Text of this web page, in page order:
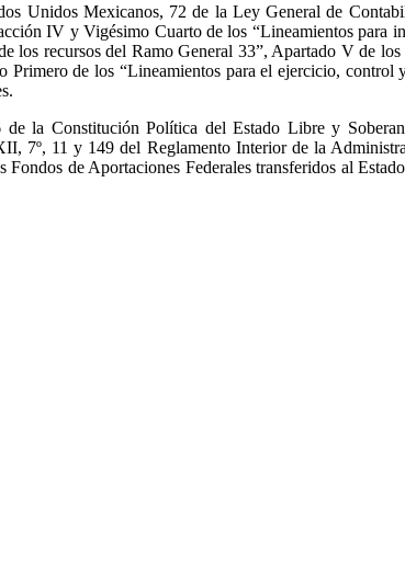
Unidos Mexicanos, 72 de la Ley General de
IV y Vigésimo Cuarto de los “Lineamientos para
los recursos del Ramo General 33”, Apartado V de
de los “Lineamientos para el ejercicio, control
la Constitución Política del Estado Libre y
7º, 11 y 149 del Reglamento Interior de la
de Aportaciones Federales transferidos al